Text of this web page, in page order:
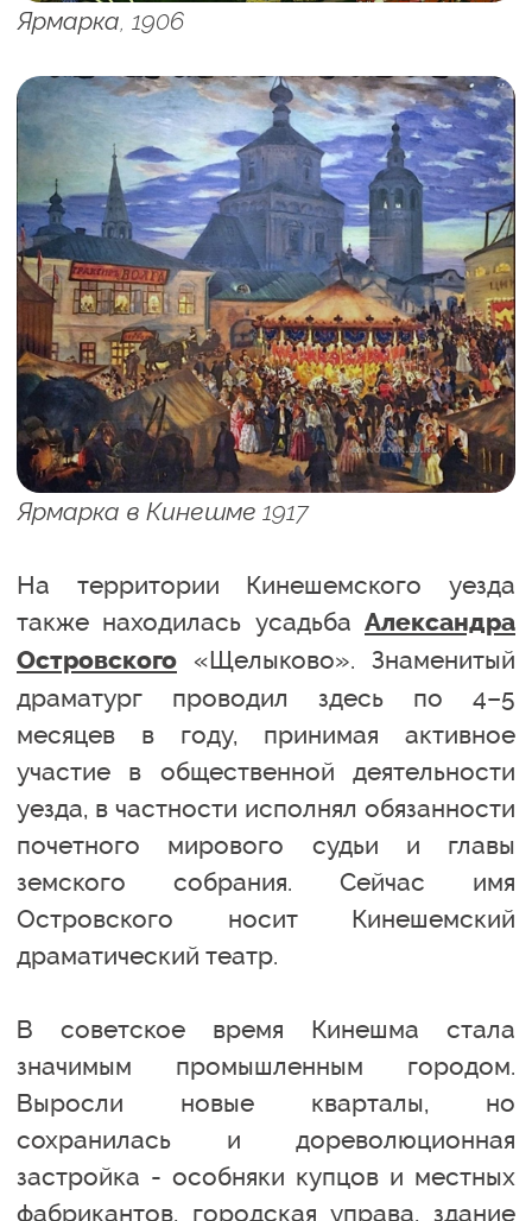
Ярмарка, 1906
Ярмарка в Кинешме 1917
На территории Кинешемского уезда
также находилась усадьба Александра
Островского «Щелыково». Знаменитый
драматург проводил здесь по 4–5
месяцев в году, принимая активное
участие в общественной деятельности
уезда, в частности исполнял обязанности
почетного мирового судьи и главы
земского собрания. Сейчас имя
Островского носит Кинешемский
драматический театр.
В советское время Кинешма стала
значимым промышленным городом.
Выросли новые кварталы, но
сохранилась и дореволюционная
застройка - особняки купцов и местных
фабрикантов, городская управа, здание